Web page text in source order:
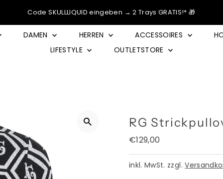
Code SKULLLIQUID eingeben → 2 Trays GRATIS!* 🎁
DAMEN HERREN ACCESSOIRES
LIFESTYLE
OUTLETSTORE
RG
Regulärer
€129,00
inkl. MwSt. zzgl.